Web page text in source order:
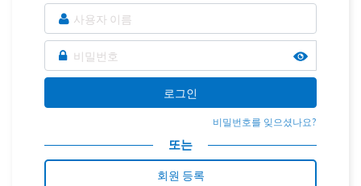
로그인
비밀번호를 잊으셨나요?
또는
회원 등록